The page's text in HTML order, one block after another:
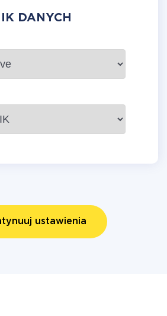
DANYCH
ustawienia